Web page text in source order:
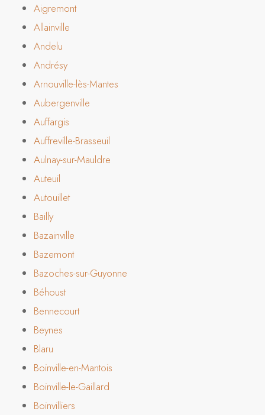
Aigremont
Allainville
Andelu
Andrésy
Arnouville-lès-Mantes
Aubergenville
Auffargis
Auffreville-Brasseuil
Aulnay-sur-Mauldre
Auteuil
Autouillet
Bailly
Bazainville
Bazemont
Bazoches-sur-Guyonne
Béhoust
Bennecourt
Beynes
Blaru
Boinville-en-Mantois
Boinville-le-Gaillard
Boinvilliers